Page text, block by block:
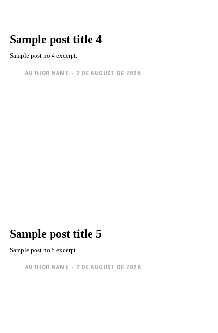
Sample post title 4
Sample post no 4 excerpt.
AUTHOR NAME - 7 DE AUGUST DE 2026
Sample post title 5
Sample post no 5 excerpt.
AUTHOR NAME - 7 DE AUGUST DE 2026